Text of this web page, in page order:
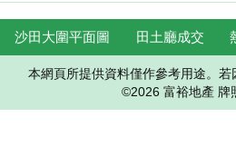
沙田大圍平面圖 田土廳成交
本網頁所提供資料僅作參考用途。若
©2026 富裕地產 牌